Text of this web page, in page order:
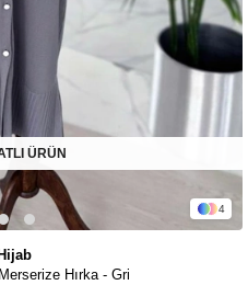
4
Hırka - Gri
ÜRÜN